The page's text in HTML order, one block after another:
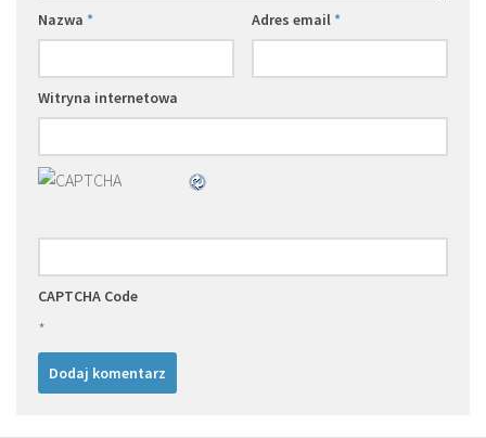
Nazwa * Adres email*
Witryna internetowa
CAPTCHA Code
*